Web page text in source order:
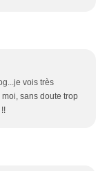
vois très
sans doute trop